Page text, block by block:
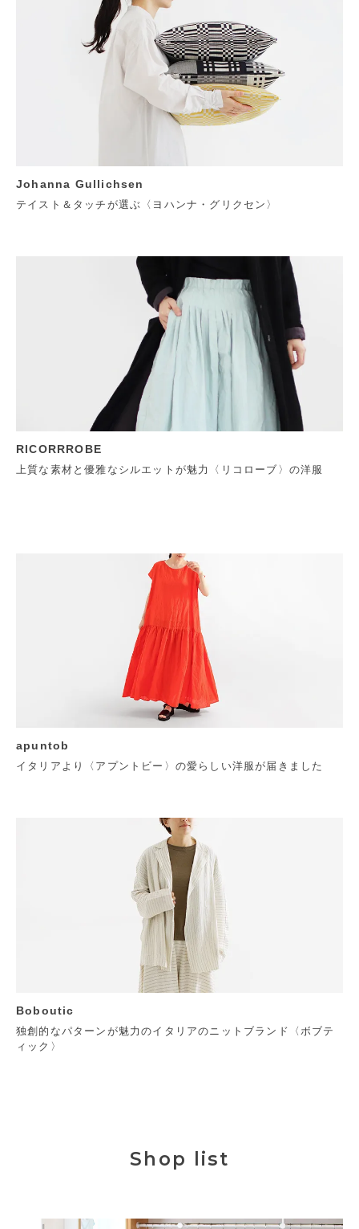
Johanna Gullichsen
テイスト＆タッチが選ぶ〈ヨハンナ・グリクセン〉
RICORRROBE
上質な素材と優雅なシルエットが魅力〈リコローブ〉の洋服
apuntob
イタリアより〈アプントビー〉の愛らしい洋服が届きました
Boboutic
独創的なパターンが魅力のイタリアのニットブランド〈ボブテ
ィック〉
Shop list